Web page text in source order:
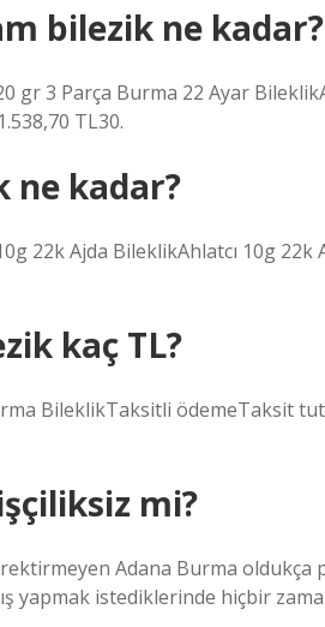
bilezik ne kadar?
gr 3 Parça Burma 22 Ayar
TL30.
ne kadar?
22k Ajda BileklikAhlatcı 10g
kaç TL?
BileklikTaksitli ödemeTaksit
mi?
Adana Burma
yapmak istediklerinde hiçbir